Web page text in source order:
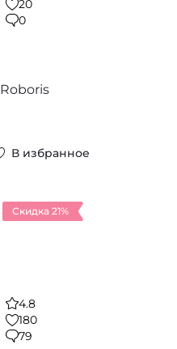
20
0
Roboris
В избранное
Скидка 21%
4.8
180
79